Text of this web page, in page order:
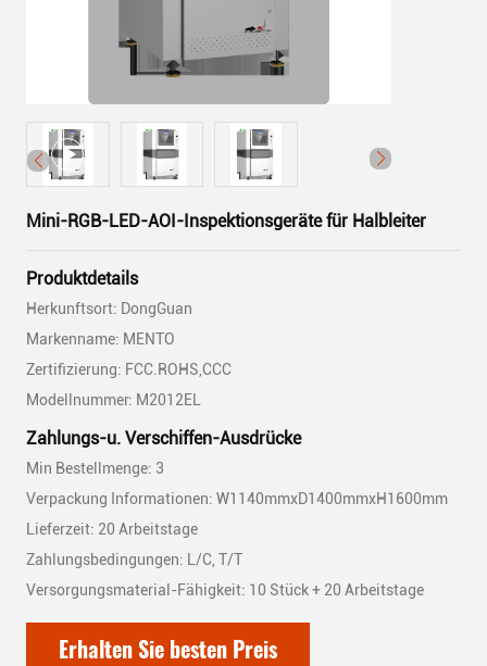
Mini-RGB-LED-AOI-Inspektionsgeräte für Halbleiter
Produktdetails
Herkunftsort: DongGuan
Markenname: MENTO
Zertifizierung: FCC.ROHS,CCC
Modellnummer: M2012EL
Zahlungs-u. Verschiffen-Ausdrücke
Min Bestellmenge: 3
Verpackung Informationen: W1140mmxD1400mmxH1600mm
Lieferzeit: 20 Arbeitstage
Zahlungsbedingungen: L/C, T/T
Versorgungsmaterial-Fähigkeit: 10 Stück + 20 Arbeitstage
Erhalten Sie besten Preis